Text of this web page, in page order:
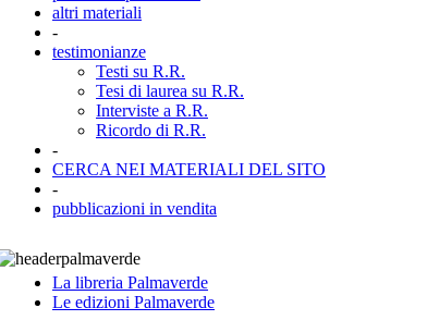
altri materiali
-
testimonianze
Testi su R.R.
Tesi di laurea su R.R.
Interviste a R.R.
Ricordo di R.R.
-
CERCA NEI MATERIALI DEL SITO
-
pubblicazioni in vendita
La libreria Palmaverde
Le edizioni Palmaverde